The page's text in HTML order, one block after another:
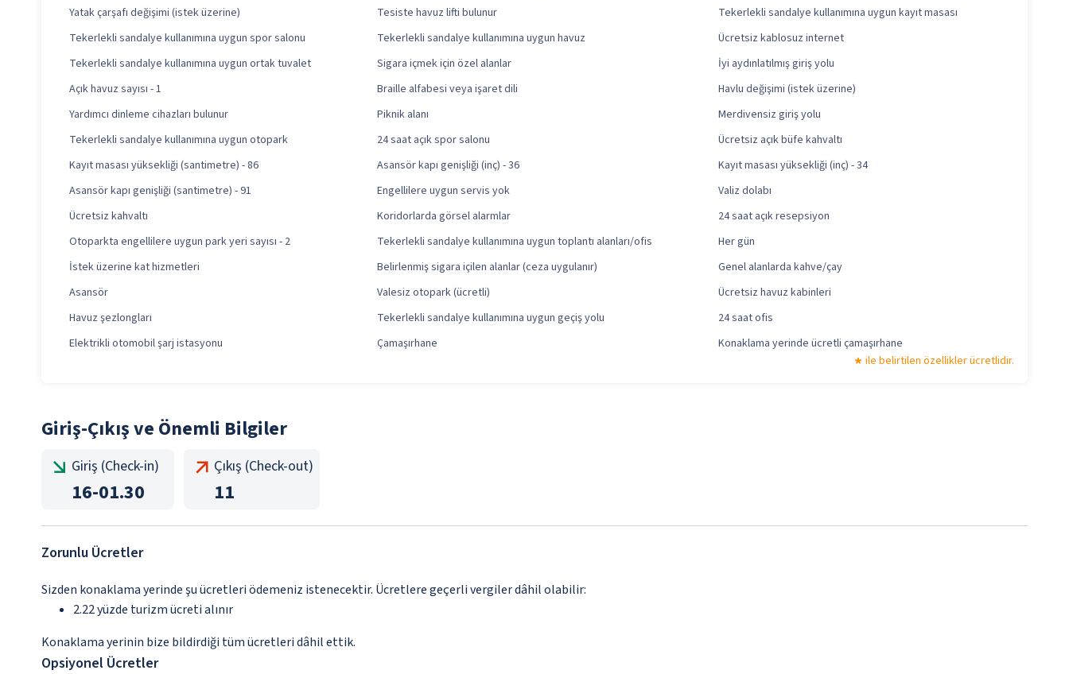
Yatak çarşafı değişimi (istek üzerine)
Tesiste havuz lifti bulunur
Tekerlekli sandalye kullanımına uygun kayıt masası
Tekerlekli sandalye kullanımına uygun spor salonu
Tekerlekli sandalye kullanımına uygun havuz
Ücretsiz kablosuz internet
Tekerlekli sandalye kullanımına uygun ortak tuvalet
Sigara içmek için özel alanlar
İyi aydınlatılmış giriş yolu
Açık havuz sayısı - 1
Braille alfabesi veya işaret dili
Havlu değişimi (istek üzerine)
Yardımcı dinleme cihazları bulunur
Piknik alanı
Merdivensiz giriş yolu
Tekerlekli sandalye kullanımına uygun otopark
24 saat açık spor salonu
Ücretsiz açık büfe kahvaltı
Kayıt masası yüksekliği (santimetre) - 86
Asansör kapı genişliği (inç) - 36
Kayıt masası yüksekliği (inç) - 34
Asansör kapı genişliği (santimetre) - 91
Engellilere uygun servis yok
Valiz dolabı
Ücretsiz kahvaltı
Koridorlarda görsel alarmlar
24 saat açık resepsiyon
Otoparkta engellilere uygun park yeri sayısı - 2
Tekerlekli sandalye kullanımına uygun toplantı alanları/ofis
Her gün
İstek üzerine kat hizmetleri
Belirlenmiş sigara içilen alanlar (ceza uygulanır)
Genel alanlarda kahve/çay
Asansör
Valesiz otopark (ücretli)
Ücretsiz havuz kabinleri
Havuz şezlongları
Tekerlekli sandalye kullanımına uygun geçiş yolu
24 saat ofis
Elektrikli otomobil şarj istasyonu
Çamaşırhane
Konaklama yerinde ücretli çamaşırhane
ile belirtilen özellikler ücretlidir.
Giriş-Çıkış ve Önemli Bilgiler
Giriş (Check-in)
16-01.30
Çıkış (Check-out)
11
Zorunlu Ücretler
Sizden konaklama yerinde şu ücretleri ödemeniz istenecektir. Ücretlere geçerli vergiler dâhil olabilir:
2.22 yüzde turizm ücreti alınır
Konaklama yerinin bize bildirdiği tüm ücretleri dâhil ettik.
Opsiyonel Ücretler